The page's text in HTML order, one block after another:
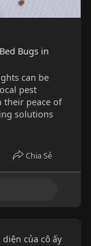
Bugs in
can be
pest
their peace of
solutions
Chia Sẻ
của cô ấy